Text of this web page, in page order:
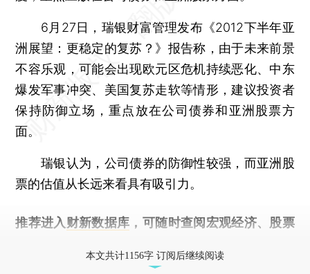
6月27日，瑞银财富管理发布《2012下半年亚
洲展望：更稳定的复苏？》报告称，由于未来前景
不容乐观，可能会出现欧元区危机持续恶化、中东
爆发军事冲突、美国复苏走软等情形，建议投资者
保持防御立场，重点放在公司债券和亚洲股票方
面。
瑞银认为，公司债券的防御性较强，而亚洲股
票的估值从长远来看具有吸引力。
推荐进入 财新数据库 ，可随时查阅宏观经济、股票
本文共计1156字 订阅后继续阅读